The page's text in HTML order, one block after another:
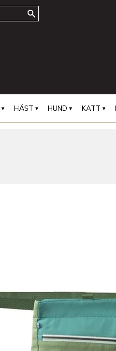
HÄST HUND KATT